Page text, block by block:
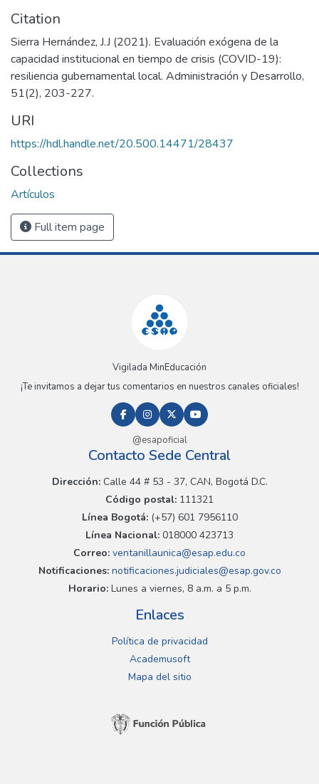
Citation
Sierra Hernández, J.J (2021). Evaluación exógena de la
capacidad institucional en tiempo de crisis (COVID-19):
resiliencia gubernamental local. Administración y Desarrollo,
51(2), 203-227.
URI
https://hdl.handle.net/20.500.14471/28437
Collections
Artículos
Full item page
Vigilada MinEducación
¡Te invitamos a dejar tus comentarios en nuestros canales oficiales!
@esapoficial
Contacto Sede Central
Dirección:Calle 44 # 53 - 37, CAN, Bogotá D.C.
Código postal: 111321
Línea Bogotá:(+57) 601 7956110
Línea Nacional: 018000 423713
Correo: ventanillaunica@esap.edu.co
Notificaciones:notificaciones.judiciales@esap.gov.co
Horario:Lunes a viernes, 8 a.m. a 5 p.m.
Enlaces
Política de privacidad
Academusoft
Mapa del sitio